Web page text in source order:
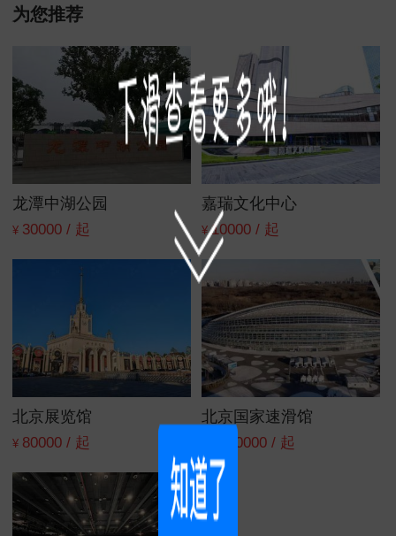
为您推荐
龙潭中湖公园
¥ 30000 / 起
嘉瑞文化中心
¥ 10000 / 起
北京展览馆
¥ 80000 / 起
北京国家速滑馆
1500000 / 起